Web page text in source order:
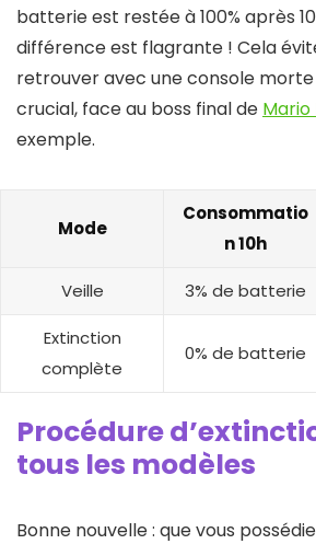
batterie est restée à 100% après
différence est flagrante ! Cela
retrouver avec une console
crucial, face au boss final de Mario
exemple.
Mode
Consommatio
n 10h
Veille 3% de batterie
Extinction
complète
0% de batterie
Procédure
tous les modèles
Bonne nouvelle : que vous